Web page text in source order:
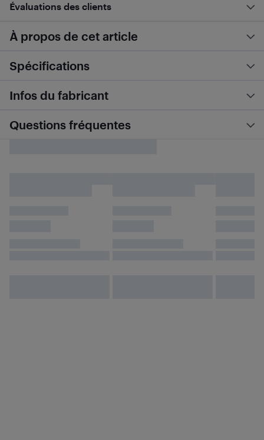
Évaluations des clients
À propos de cet article
Spécifications
Infos du fabricant
Questions fréquentes